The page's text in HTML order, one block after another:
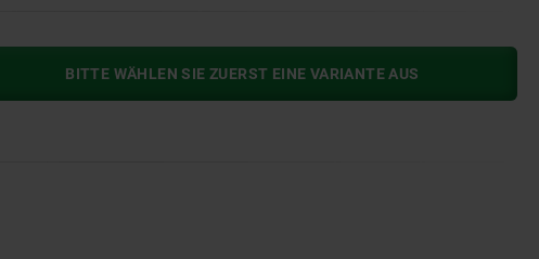
BITTE WÄHLEN SIE ZUERST EINE VARIANTE AUS